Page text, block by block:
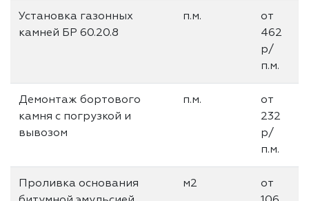
Установка газонных
камней БР 60.20.8
п.м.
от
462
р/
п.м.
Демонтаж бортового
камня с погрузкой и
вывозом
п.м.
от
232
р/
п.м.
Проливка основания
м2
от